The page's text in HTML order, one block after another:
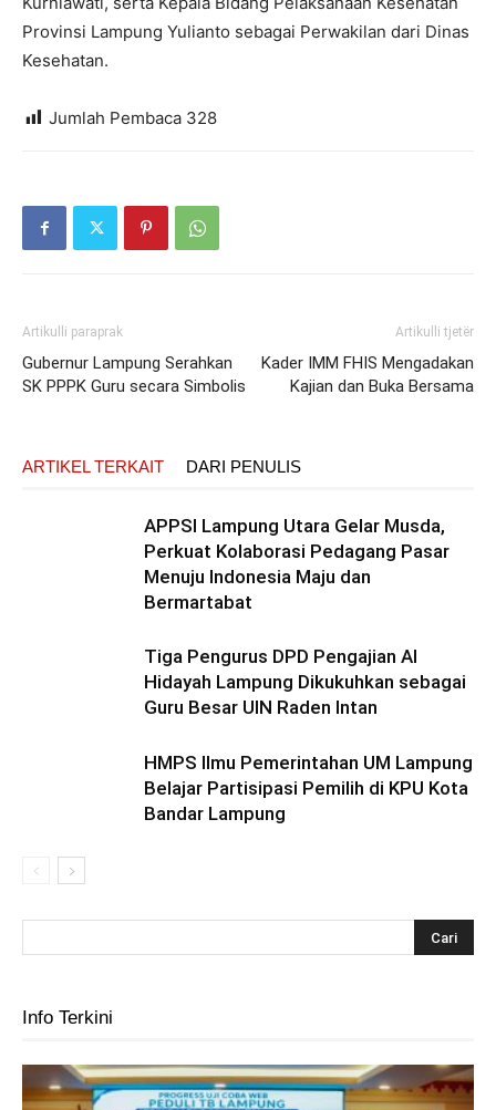
Provinsi Lampung Yulianto sebagai Perwakilan dari Dinas
Kesehatan.
Jumlah Pembaca 328
Artikulli paraprak
Gubernur Lampung Serahkan
SK PPPK Guru secara Simbolis
Artikulli tjetër
Kader IMM FHIS Mengadakan
Kajian dan Buka Bersama
ARTIKEL TERKAIT DARI PENULIS
APPSI Lampung Utara Gelar Musda,
Perkuat Kolaborasi Pedagang Pasar
Menuju Indonesia Maju dan
Bermartabat
Tiga Pengurus DPD Pengajian Al
Hidayah Lampung Dikukuhkan sebagai
Guru Besar UIN Raden Intan
HMPS Ilmu Pemerintahan UM Lampung
Belajar Partisipasi Pemilih di KPU Kota
Bandar Lampung
Info Terkini